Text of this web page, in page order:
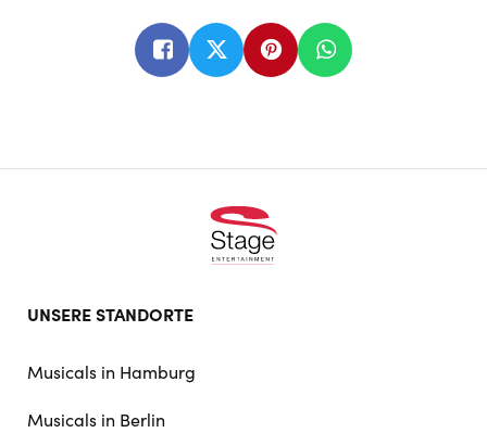
doormat
UNSERE STANDORTE
Musicals in Hamburg
Musicals in Berlin